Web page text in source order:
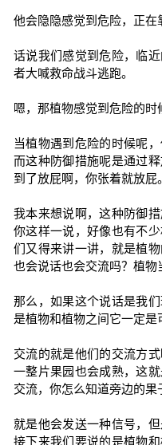
他会隐隐感觉到危险，正在
话说我们感觉到危险，临
者大喊救命战斗逃跑。
嗯，那植物感觉到危险的时
当植物遇到危险的时候呢
而这种防御措施呢是通过
到了放屁啊，你张着就放屁。
我本来想说啊，这种防御
你这样一说，好像也有不
们又得来讲一讲，就是植
也会说话也会交流吗？植物
那么，如果这个说话是我
是植物和植物之间它一定是
交流的就是他们的交流方
一整片果园也会成熟，这
交流，你怎么知道旁边的果
就是他会发送一种信号，
接下来我们要说的是植物